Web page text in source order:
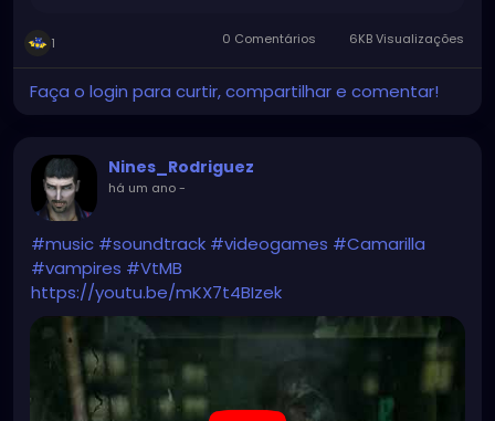
1 0 Comentários 6KB Visualizações
Faça o login para curtir, compartilhar e comentar!
Nines_Rodriguez
há um ano-
#music #soundtrack #videogames #Camarilla
#vampires #VtMB
https://youtu.be/mKX7t4BIzek